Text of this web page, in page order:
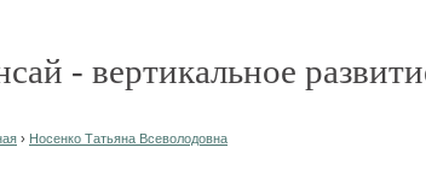
- вертикальное
› Носенко Татьяна Всеволодовна